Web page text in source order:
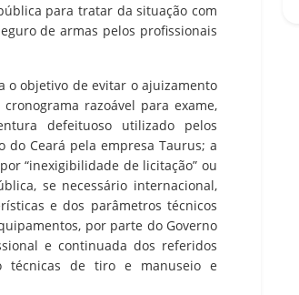
para tratar da situação com
de armas pelos profissionais
o objetivo de evitar o ajuizamento
razoável para exame,
defeituoso utilizado pelos
do Ceará pela empresa Taurus; a
“inexigibilidade de licitação” ou
se necessário internacional,
e dos parâmetros técnicos
por parte do Governo
e continuada dos referidos
técnicas de tiro e manuseio e